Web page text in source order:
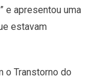
e apresentou uma
estavam
o Transtorno do